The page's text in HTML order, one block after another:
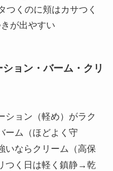
つくのに頬はカサつく
が出やすい
ョン・バーム・クリ
ション（軽め）がラク
ーム（ほどよく守
いならクリーム（高保
つく日は軽く鎮静→乾